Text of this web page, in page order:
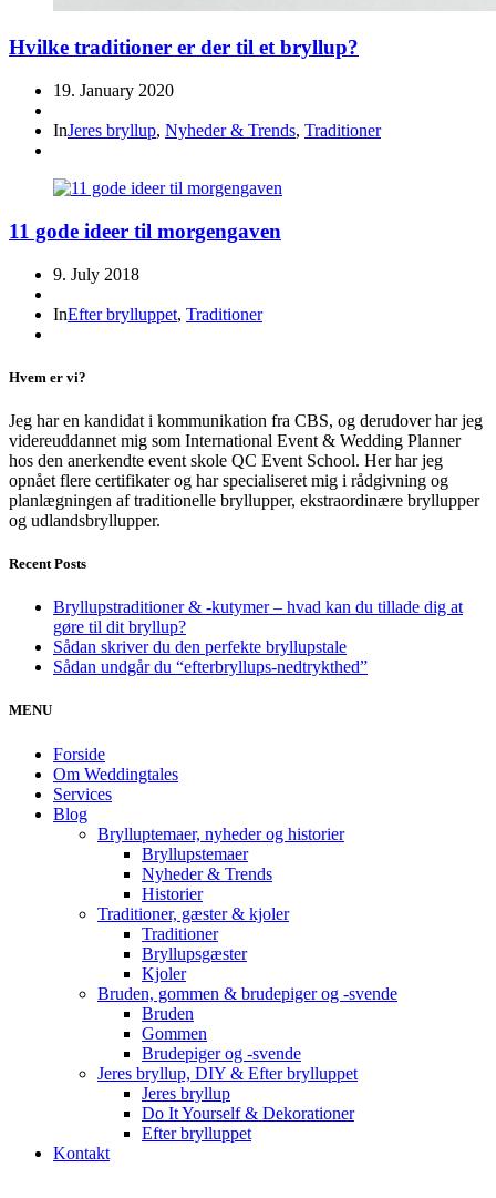
Hvilke traditioner er der til et bryllup?
19. January 2020
InJeres bryllup, Nyheder & Trends, Traditioner
11 gode ideer til morgengaven
9. July 2018
InEfter brylluppet, Traditioner
Hvem er vi?
Jeg har en kandidat i kommunikation fra CBS, og derudover har jeg
videreuddannet mig som International Event & Wedding Planner
hos den anerkendte event skole QC Event School. Her har jeg
opnået flere certifikater og har specialiseret mig i rådgivning og
planlægningen af traditionelle bryllupper, ekstraordinære bryllupper
og udlandsbryllupper.
Recent Posts
Bryllupstraditioner & -kutymer – hvad kan du tillade dig at
gøre til dit bryllup?
Sådan skriver du den perfekte bryllupstale
Sådan undgår du “efterbryllups-nedtrykthed”
MENU
Forside
Om Weddingtales
Services
Blog
Brylluptemaer, nyheder og historier
Bryllupstemaer
Nyheder & Trends
Historier
Traditioner, gæster & kjoler
Traditioner
Bryllupsgæster
Kjoler
Bruden, gommen & brudepiger og -svende
Bruden
Gommen
Brudepiger og -svende
Jeres bryllup, DIY & Efter brylluppet
Jeres bryllup
Do It Yourself & Dekorationer
Efter brylluppet
Kontakt